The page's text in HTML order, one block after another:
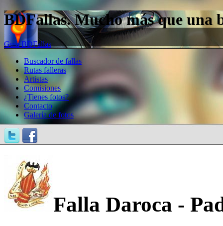
BDFallas. Mucho más que una
Guía BDFallas
Buscador de fallas
Rutas falleras
Artistas
Comisiones
¿Tienes fotos?
Contacto
Galería de fotos
Falla Daroca -